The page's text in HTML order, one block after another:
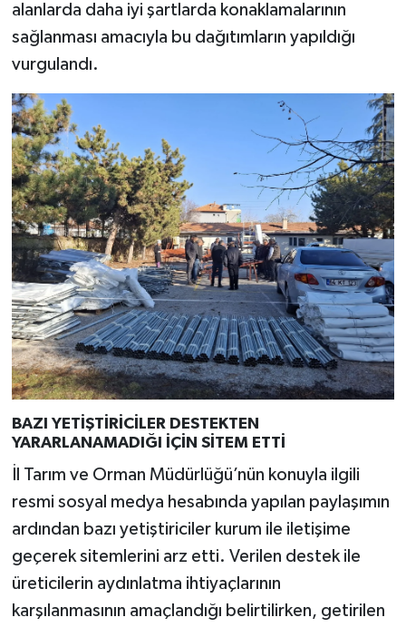
alanlarda daha iyi şartlarda konaklamalarının
sağlanması amacıyla bu dağıtımların yapıldığı
vurgulandı.
BAZI YETİŞTİRİCİLER DESTEKTEN
YARARLANAMADIĞI İÇİN SİTEM ETTİ
İl Tarım ve Orman Müdürlüğü’nün konuyla ilgili
resmi sosyal medya hesabında yapılan paylaşımın
ardından bazı yetiştiriciler kurum ile iletişime
geçerek sitemlerini arz etti. Verilen destek ile
üreticilerin aydınlatma ihtiyaçlarının
karşılanmasının amaçlandığı belirtilirken, getirilen